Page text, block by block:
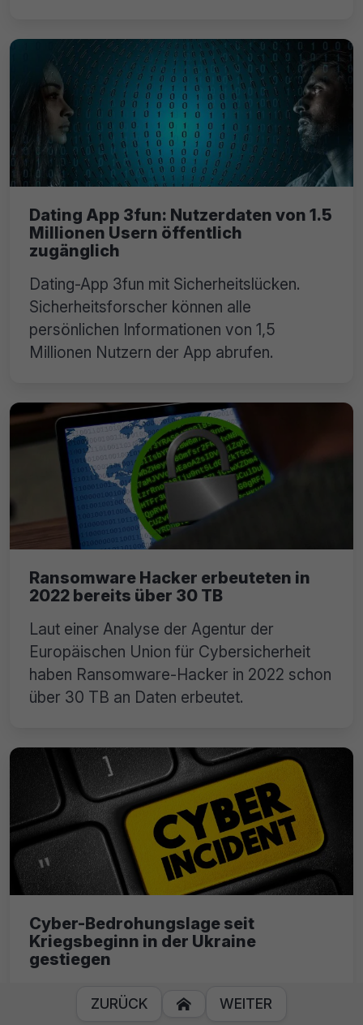
Dating App 3fun: Nutzerdaten von 1.5
Millionen Usern öffentlich
zugänglich
Dating-App 3fun mit Sicherheitslücken.
Sicherheitsforscher können alle
persönlichen Informationen von 1,5
Millionen Nutzern der App abrufen.
Ransomware Hacker erbeuteten in
2022 bereits über 30 TB
Laut einer Analyse der Agentur der
Europäischen Union für Cybersicherheit
haben Ransomware-Hacker in 2022 schon
über 30 TB an Daten erbeutet.
Cyber-Bedrohungslage seit
Kriegsbeginn in der Ukraine
gestiegen
Wie sich die Cyber-Bedrohungslage in
Deutschland verschärft hat und mit
ZURÜCK  WEITER